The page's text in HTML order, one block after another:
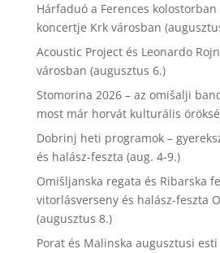
Hárfaduó a Ferences kolostorban
koncertje Krk városban
Acoustic Project és Leonardo
városban (augusztus 6.)
Stomorina 2026 – az omišalji
most már horvát kulturális
Dobrinj heti programok –
és halász-feszta (aug. 4-9.)
Omišljanska regata és Ribarska
vitorlásverseny és halász-feszta
(augusztus 8.)
Porat és Malinska augusztusi